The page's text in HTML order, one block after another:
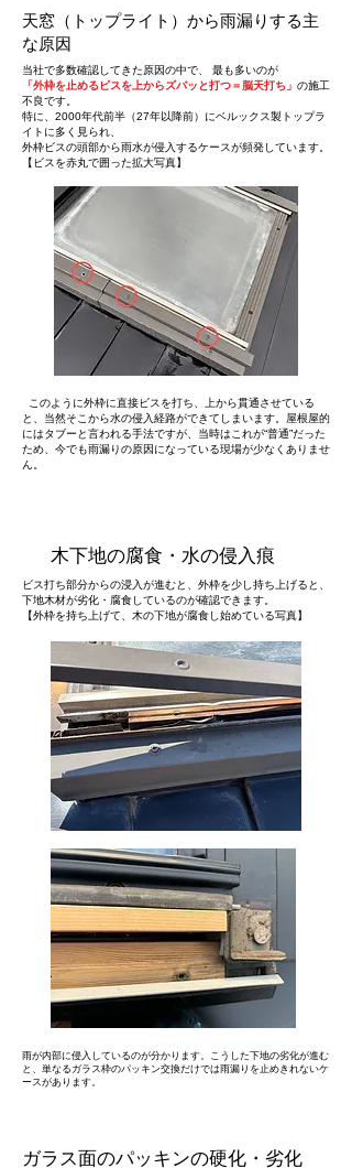
天窓（トップライト）から雨漏りする主
な原因
当社で多数確認してきた原因の中で、 最も多いのが
「外枠を止めるビスを上からズバッと打つ＝脳天打ち」 の施工
不良です。
特に、2000年代前半（27年以降前）にベルックス製トップラ
イトに多く見られ、
外枠ビスの頭部から雨水が侵入するケースが頻発しています。
【ビスを赤丸で囲った拡大写真】
このように外枠に直接ビスを打ち、上から貫通させている
と、当然そこから水の侵入経路ができてしまいます。屋根屋的
にはタブーと言われる手法ですが、当時はこれが“普通”だった
ため、今でも雨漏りの原因になっている現場が少なくありませ
ん。
木下地の腐食・水の侵入痕
ビス打ち部分からの浸入が進むと、外枠を少し持ち上げると、
下地木材が劣化・腐食しているのが確認できます。
【外枠を持ち上げて、木の下地が腐食し始めている写真】
雨が内部に侵入しているのが分かります。こうした下地の劣化が進む
と、単なるガラス枠のパッキン交換だけでは雨漏りを止めきれないケ
ースがあります。
ガラス面のパッキンの硬化・劣化